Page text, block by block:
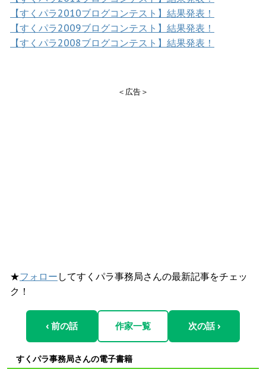
【すくパラ2010ブログコンテスト】結果発表！
【すくパラ2009ブログコンテスト】結果発表！
【すくパラ2008ブログコンテスト】結果発表！
＜広告＞
★フォロー してすくパラ事務局さんの最新記事をチェッ
ク！
‹ 前の話 作家一覧 次の話 ›
すくパラ事務局さんの電子書籍